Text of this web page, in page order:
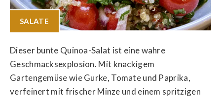
SALATE
Dieser bunte Quinoa-Salat ist eine wahre
Geschmacksexplosion. Mit knackigem
Gartengemüse wie Gurke, Tomate und Paprika,
verfeinert mit frischer Minze und einem spritzigen